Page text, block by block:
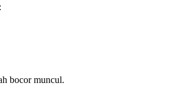
bocor muncul.